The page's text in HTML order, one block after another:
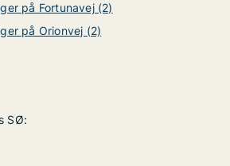
på Fortunavej (2)
på Orionvej (2)
SØ: